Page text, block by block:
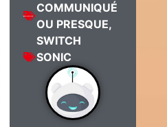
COMMUNIQUÉ
OU PRESQUE,
SWITCH
SONIC